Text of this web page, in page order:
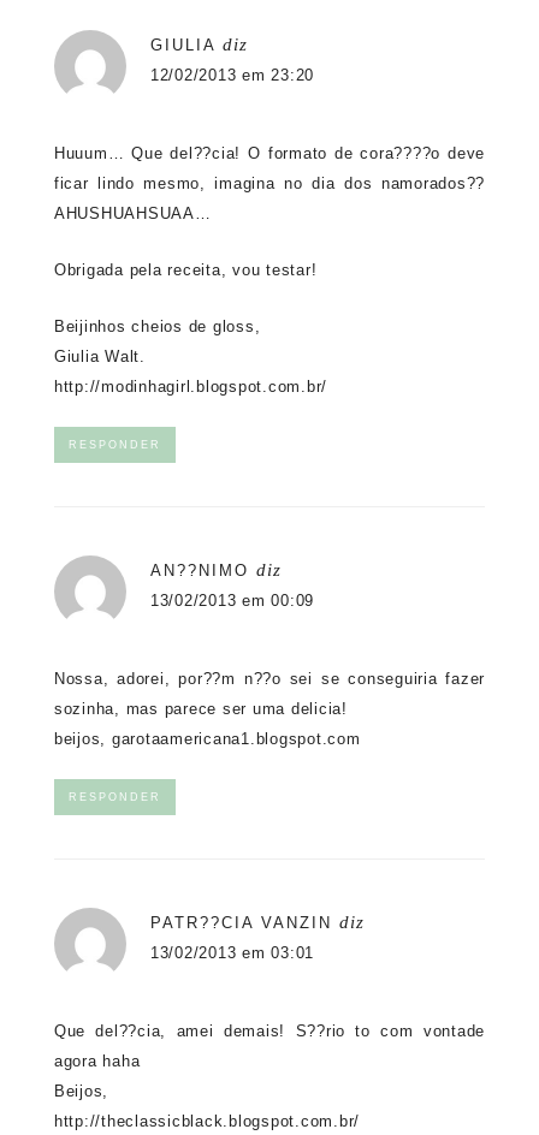
GIULIA diz
12/02/2013 em 23:20
Huuum… Que del??cia! O formato de cora????o deve
ficar lindo mesmo, imagina no dia dos namorados??
AHUSHUAHSUAA…
Obrigada pela receita, vou testar!
Beijinhos cheios de gloss,
Giulia Walt.
http://modinhagirl.blogspot.com.br/
RESPONDER
AN??NIMO diz
13/02/2013 em 00:09
Nossa, adorei, por??m n??o sei se conseguiria fazer
sozinha, mas parece ser uma delicia!
beijos, garotaamericana1.blogspot.com
RESPONDER
PATR??CIA VANZIN diz
13/02/2013 em 03:01
Que del??cia, amei demais! S??rio to com vontade
agora haha
Beijos,
http://theclassicblack.blogspot.com.br/